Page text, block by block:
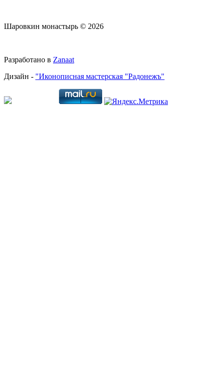
Шаровкин монастырь © 2026
Разработано в Zanaat
Дизайн - "Иконописная мастерская "Радонежъ"